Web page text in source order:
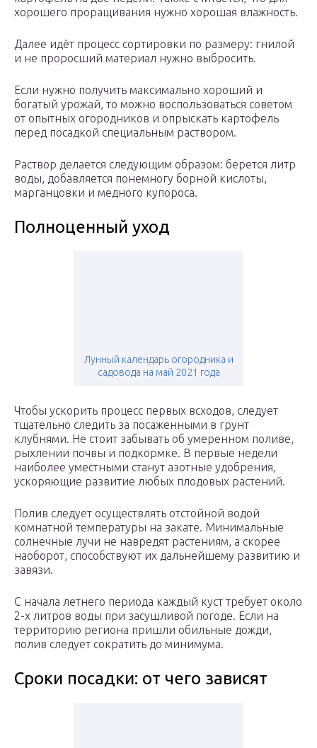
хорошего проращивания нужно хорошая влажность.
Далее идёт процесс сортировки по размеру: гнилой
и не проросший материал нужно выбросить.
Если нужно получить максимально хороший и
богатый урожай, то можно воспользоваться советом
от опытных огородников и опрыскать картофель
перед посадкой специальным раствором.
Раствор делается следующим образом: берется литр
воды, добавляется понемногу борной кислоты,
марганцовки и медного купороса.
Полноценный уход
Лунный календарь огородника и
садовода на май 2021 года
Чтобы ускорить процесс первых всходов, следует
тщательно следить за посаженными в грунт
клубнями. Не стоит забывать об умеренном поливе,
рыхлении почвы и подкормке. В первые недели
наиболее уместными станут азотные удобрения,
ускоряющие развитие любых плодовых растений.
Полив следует осуществлять отстойной водой
комнатной температуры на закате. Минимальные
солнечные лучи не навредят растениям, а скорее
наоборот, способствуют их дальнейшему развитию и
завязи.
С начала летнего периода каждый куст требует около
2-х литров воды при засушливой погоде. Если на
территорию региона пришли обильные дожди,
полив следует сократить до минимума.
Сроки посадки: от чего зависят